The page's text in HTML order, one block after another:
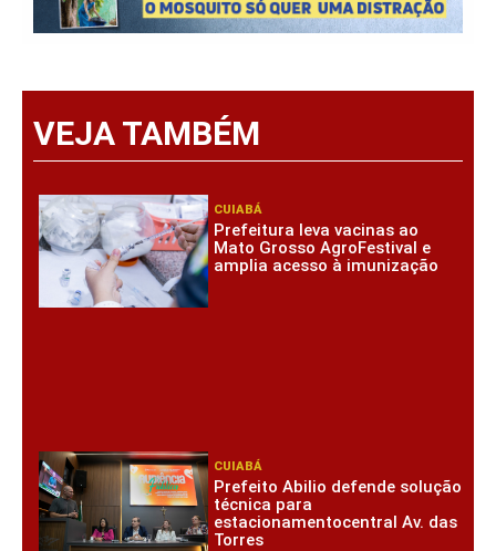
VEJA TAMBÉM
CUIABÁ
Prefeitura leva vacinas ao
Mato Grosso AgroFestival e
amplia acesso à imunização
CUIABÁ
Prefeito Abilio defende solução
técnica para
estacionamentocentral Av. das
Torres